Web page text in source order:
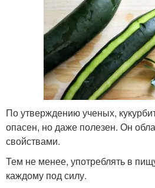
По утверждению ученых,
опасен, но даже полезен. Он
свойствами.
Тем не менее, употреблять в
каждому под силу.